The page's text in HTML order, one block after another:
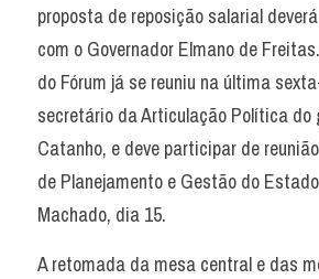
proposta de reposição salarial
com o Governador Elmano de
do Fórum já se reuniu na última
secretário da Articulação Política do
Catanho, e deve participar de
de Planejamento e Gestão do
Machado, dia 15.
A retomada da mesa central e das